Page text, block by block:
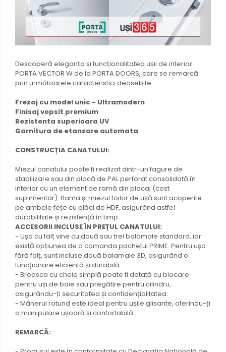
Descoperă eleganța și funcționalitatea ușii de interior
PORTA VECTOR W de la PORTA DOORS, care se remarcă
prin următoarele caracteristici deosebite:
Frezaj cu model unic - Ultramodern
Finisaj vopsit premium
Rezistenta superioara UV
Garnitura de etansare automata
CONSTRUCȚIA CANATULUI:
Miezul canatului poate fi realizat dintr-un fagure de
stabilizare sau din placă de PAL perforat consolidată în
interior cu un element de ramă din placaj (cost
suplimentar). Rama și miezul foilor de ușă sunt acoperite
pe ambele fețe cu plăci de HDF, asigurând astfel
durabilitate și rezistență în timp.
ACCESORII INCLUSE ÎN PREȚUL CANATULUI:
- Ușa cu falț vine cu două sau trei balamale standard, iar
există opțiunea de a comanda pachetul PRIME. Pentru ușa
fără falț, sunt incluse două balamale 3D, asigurând o
funcționare eficientă și durabilă.
- Broasca cu cheie simplă poate fi dotată cu blocare
pentru uși de baie sau pregătire pentru cilindru,
asigurându-ți securitatea și confidențialitatea.
- Mânerul rotund este ideal pentru ușile glisante, oferindu-ți
o manipulare ușoară și confortabilă.
REMARCĂ: